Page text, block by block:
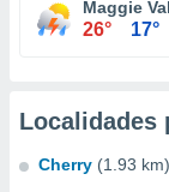
Maggie
26° 17°
Localidades
Cherry (1.93 km)